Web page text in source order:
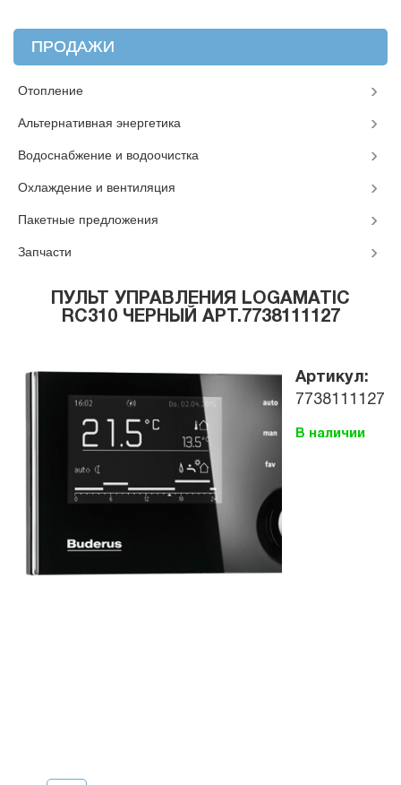
ПУЛЬТ УПРАВЛЕНИЯ LOGAMATIC
RC310 ЧЕРНЫЙ АРТ.7738111127
Артикул:
7738111127
В наличии
ПРОДАЖИ
Отопление
Альтернативная энергетика
Водоснабжение и водоочистка
Охлаждение и вентиляция
Пакетные предложения
Запчасти